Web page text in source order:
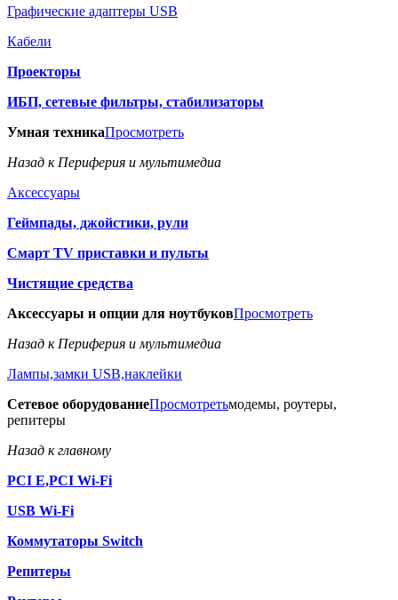
Графические адаптеры USB
Кабели
Проекторы
ИБП, сетевые фильтры, стабилизаторы
Умная техникаПросмотреть
Назад к Периферия и мультимедиа
Аксессуары
Геймпады, джойстики, рули
Смарт TV приставки и пульты
Чистящие средства
Аксессуары и опции для ноутбуковПросмотреть
Назад к Периферия и мультимедиа
Лампы,замки USB,наклейки
Сетевое оборудованиеПросмотретьмодемы, роутеры,
репитеры
Назад к главному
PCI E,PCI Wi-Fi
USB Wi-Fi
Коммутаторы Switch
Репитеры